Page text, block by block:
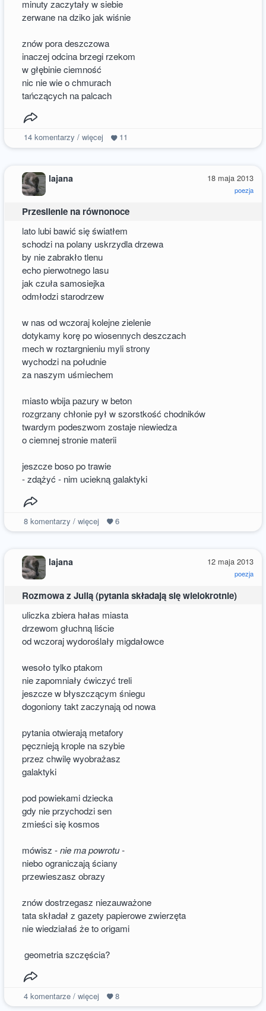
minuty zaczytały w siebie
zerwane na dziko jak wiśnie
znów pora deszczowa
inaczej odcina brzegi rzekom
w głębinie ciemność
nic nie wie o chmurach
tańczących na palcach
14komentarzy / więcej 11
18 maja 2013
poezja
lajana
Przesilenie na równonoce
lato lubi bawić się światłem
schodzi na polany uskrzydla drzewa
by nie zabrakło tlenu
echo pierwotnego lasu
jak czuła samosiejka
odmłodzi starodrzew
w nas od wczoraj kolejne zielenie
dotykamy korę po wiosennych deszczach
mech w roztargnieniu myli strony
wychodzi na południe
za naszym uśmiechem
miasto wbija pazury w beton
rozgrzany chłonie pył w szorstkość chodników
twardym podeszwom zostaje niewiedza
o ciemnej stronie materii
jeszcze boso po trawie
- zdążyć - nim uciekną galaktyki
8komentarzy / więcej 6
12 maja 2013
poezja
lajana
Rozmowa z Julią (pytania składają się wielokrotnie)
uliczka zbiera hałas miasta
drzewom głuchną liście
od wczoraj wydoroślały migdałowce
wesoło tylko ptakom
nie zapomniały ćwiczyć treli
jeszcze w błyszczącym śniegu
dogoniony takt zaczynają od nowa
pytania otwierają metafory
pęcznieją krople na szybie
przez chwilę wyobrażasz
galaktyki
pod powiekami dziecka
gdy nie przychodzi sen
zmieści się kosmos
mówisz -nie ma powrotu -
niebo ograniczają ściany
przewieszasz obrazy
znów dostrzegasz niezauważone
tata składał z gazety papierowe zwierzęta
nie wiedziałaś że to origami
geometria szczęścia?
4komentarze / więcej 8